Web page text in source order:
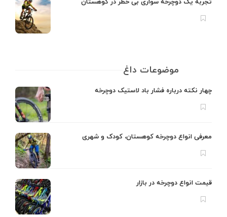
موضوعات داغ
چهار نکته درباره فشار باد لاستیک دوچرخه
معرفی انواع دوچرخه کوهستان، کودک و شهری
قیمت انواع دوچرخه در بازار